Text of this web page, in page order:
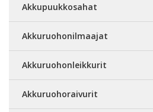
Akkupuukkosahat
Akkuruohonilmaajat
Akkuruohonleikkurit
Akkuruohoraivurit